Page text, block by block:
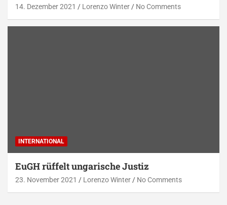
14. Dezember 2021 Lorenzo Winter No Comments
INTERNATIONAL
EuGH rüffelt ungarische Justiz
23. November 2021 Lorenzo Winter No Comments